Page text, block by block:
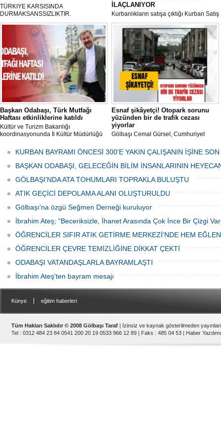
TÜRKIYE KARSISINDA
DURMAKSANSSIZLIKTIR.
İLAÇLANIYOR
Kurbanlıkların satışa çıktığı Kurban Satış
ve Kesim Merkezi, haşere ve
mikropların önüne geçilmesi amacıyla
her gün Gölbaşı Belediyesi ekipleri
tarafından düzenli olarak ilaçlanıyor.
Başkan Odabaşı, Türk Mutfağı
Haftası etkinliklerine katıldı
Kültür ve Turizm Bakanlığı
koordinasyonunda İl Kültür Müdürlüğü
Haftası" etkinlikleri Ankara'da devam
ediyor.
Esnaf şikâyetçi! Otopark sorunu
yüzünden bir de trafik cezası
yiyorlar
Gölbaşı Cemal Gürsel, Cumhuriyet
bulunan esnaf ve alışverişe gelen
vatandaşlar park cezaları yüzünden
canından bezdi.
KURBAN BAYRAMI ÖNCESİ 300'E YAKIN ÇALIŞANIN İŞİNE
BAŞKAN ODABAŞI, GELECEĞİN BİLİM İNSANLARININ
GÖLBAŞI’NDA ATA TOHUMLARI TOPRAKLA BULUŞTU
ATIK GEÇİCİ DEPOLAMA ALANI OLUŞTURULDU
Gölbaşı'na özgü Seğmen Derneği kuruluyor
İbrahim Ateş; “Beceriksizle, İhanet Arasında Çok İnce Bir Çizgi
ÖĞRENCİLER SIFIR ATIK GETİRME MERKEZİ’NDE HEM
ÖĞRENCİLER ÇEVRE TEMİZLİĞİNE DİKKAT ÇEKTİ
ODABAŞI VATANDAŞLARLA BAYRAMLAŞTI
İbrahim Ateş'ten bayram mesajı
Künye eğitim haberleri
Tüm Hakları Saklıdır © 2008 Gölbaşı Taraf | İzinsiz ve kaynak gösterilmeden
Tel : 0312 484 23 84 0541 200 20 19 0533 966 12 89 | Faks : 485 04 53 | Haber Yazılımı